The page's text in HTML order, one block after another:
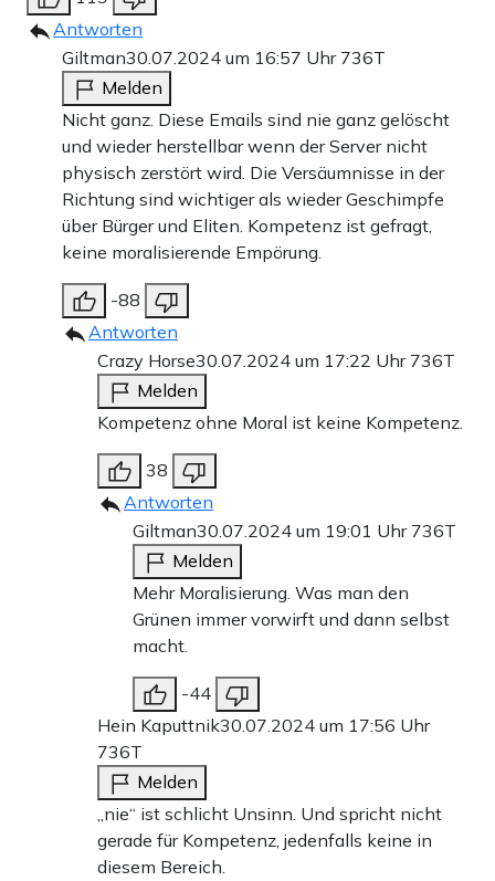
Antworten
Giltman30.07.2024 um 16:57 Uhr 736T
Melden
Nicht ganz. Diese Emails sind nie ganz gelöscht
und wieder herstellbar wenn der Server nicht
physisch zerstört wird. Die Versäumnisse in der
Richtung sind wichtiger als wieder Geschimpfe
über Bürger und Eliten. Kompetenz ist gefragt,
keine moralisierende Empörung.
-88
Antworten
Crazy Horse30.07.2024 um 17:22 Uhr 736T
Melden
Kompetenz ohne Moral ist keine Kompetenz.
38
Antworten
Giltman30.07.2024 um 19:01 Uhr 736T
Melden
Mehr Moralisierung. Was man den
Grünen immer vorwirft und dann selbst
macht.
-44
Hein Kaputtnik30.07.2024 um 17:56 Uhr
736T
Melden
„nie“ ist schlicht Unsinn. Und spricht nicht
gerade für Kompetenz, jedenfalls keine in
diesem Bereich.